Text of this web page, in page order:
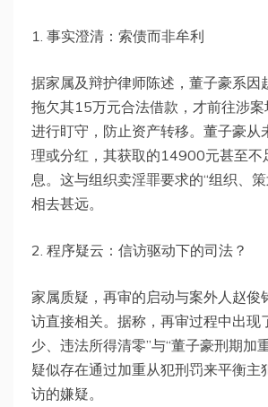
1. 事实澄清：索债而非牟利
据家属及辩护律师陈述，董子豪系因
拖欠其15万元合法借款，才前往涉案
进行盯守，防止资产转移。董子豪从
理或分红，其获取的14900元甚至不
息。这与组织卖淫罪要求的“组织、
相去甚远。
2. 程序疑云：信访驱动下的司法？
家属质疑，再审的启动与案外人赵俊
访直接相关。据称，再审过程中出现
少、违法所得清零”与“董子豪刑期加
疑似存在通过加重从犯刑罚来平衡主
访的嫌疑。